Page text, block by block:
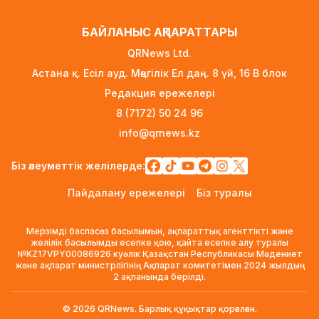
Футболдан Қазақстан құрамасына жаңа бас
1 күн бұрын
«Қазақтелекомның» екі қызметкері жұмыс
кезінде қаза тапты
Трамп АҚШ-та туғандарға автоматты түрде
қол қойды
Қыркүйектен бастап көлік әкелуге қойылатын
талаптар күшейеді
УЕФА: Инфантиноға сенім жоғалды, бойкот
БАЙЛАНЫС АҚПАРАТТАРЫ
QRNews Ltd.
Астана қ. Есіл ауд. Мәңгілік Ел даң. 8 үй, 16 B блок
Редакция ережелері
8 (7172) 50 24 96
info@qrnews.kz
Біз әлеуметтік желілерде:
Пайдалану ережелері Біз туралы
Мерзімді баспасөз басылымын, ақпараттық агенттікті және
желілік басылымды есепке қою, қайта есепке алу туралы
№KZ17VPY00086926 куәлік Қазақстан Республикасы Мәдениет
және ақпарат министрлігінің Ақпарат комитетімен 2024 жылдың
2 ақпанында берілді.
© 2026 QRNews. Барлық құқықтар қорғалған.